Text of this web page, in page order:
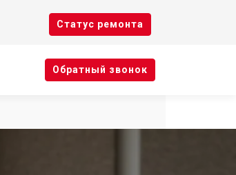
Cтатус ремонта
Oбратный звонок